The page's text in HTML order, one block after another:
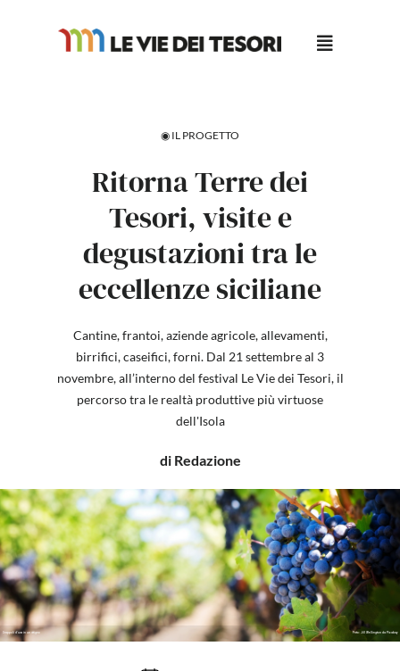
◉ IL PROGETTO
Ritorna Terre dei
Tesori, visite e
degustazioni tra le
eccellenze siciliane
Cantine, frantoi, aziende agricole, allevamenti,
birrifici, caseifici, forni. Dal 21 settembre al 3
novembre, all’interno del festival Le Vie dei Tesori, il
percorso tra le realtà produttive più virtuose
dell'Isola
di Redazione
Grappoli d'uva in un vitigno Foto: Jill Wellington da Pixabay